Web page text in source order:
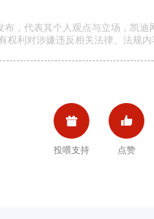
布，代表其个人观点与立场，凯
利对涉嫌违反相关法律、法规内

投喂支持

点赞